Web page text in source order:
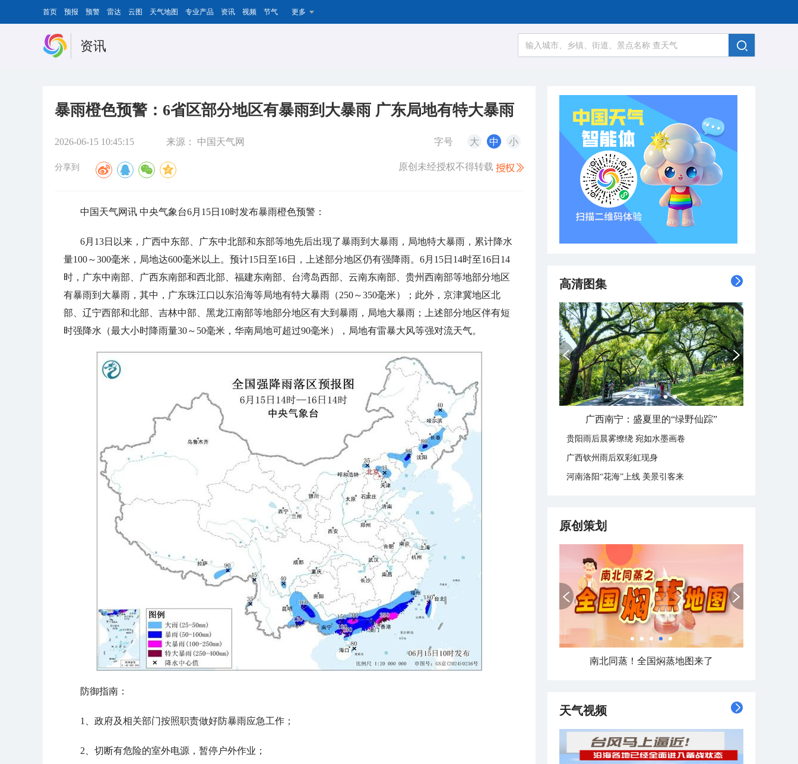
首页 预报 预警 雷达 云图 天气地图 专业产品 资讯 视频 节气 更多
资讯
暴雨橙色预警：6省区部分地区有暴雨到大暴雨 广东局地有特大暴雨
2026-06-15 10:45:15 来源： 中国天气网 字号 大 中 小
分享到 原创未经授权不得转载
中国天气网讯 中央气象台6月15日10时发布暴雨橙色预警：
6月13日以来，广西中东部、广东中北部和东部等地先后出现了暴雨到大暴雨，局地特大暴雨，累计降水
量100～300毫米，局地达600毫米以上。预计15日至16日，上述部分地区仍有强降雨。6月15日14时至16日14
时，广东中南部、广西东南部和西北部、福建东南部、台湾岛西部、云南东南部、贵州西南部等地部分地区
有暴雨到大暴雨，其中，广东珠江口以东沿海等局地有特大暴雨（250～350毫米）；此外，京津冀地区北
部、辽宁西部和北部、吉林中部、黑龙江南部等地部分地区有大到暴雨，局地大暴雨；上述部分地区伴有短
时强降水（最大小时降雨量30～50毫米，华南局地可超过90毫米），局地有雷暴大风等强对流天气。
防御指南：
1、政府及相关部门按照职责做好防暴雨应急工作；
2、切断有危险的室外电源，暂停户外作业；
高清图集
广西南宁：盛夏里的“绿野仙踪”
贵阳雨后晨雾缭绕 宛如水墨画卷
广西钦州雨后双彩虹现身
河南洛阳“花海”上线 美景引客来
原创策划
南北同蒸！全国焖蒸地图来了
天气视频